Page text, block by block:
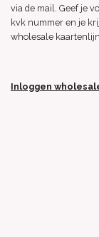
via de mail. Geef je
kvk nummer en je
wholesale
Inloggen